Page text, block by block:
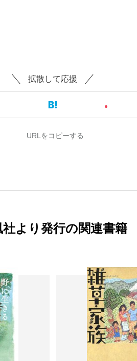
拡散して応援
URLをコピーする
社より発行の関連書籍